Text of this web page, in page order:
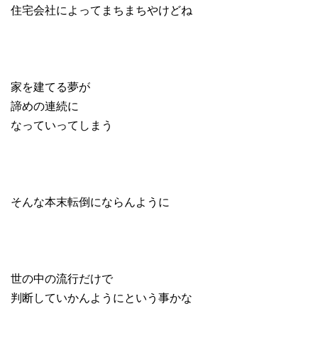
住宅会社によってまちまちやけどね
家を建てる夢が
諦めの連続に
なっていってしまう
そんな本末転倒にならんように
世の中の流行だけで
判断していかんようにという事かな